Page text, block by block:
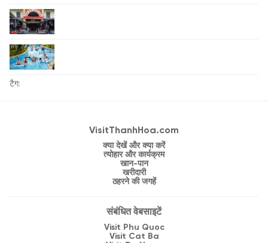
टैग:
VisitThanhHoa.com
क्या देखें और क्या करें
त्योहार और कार्यक्रम
खान-पान
खरीदारी
ठहरने की जगहें
संबंधित वेबसाइटें
Visit Phu Quoc
Visit Cat Ba